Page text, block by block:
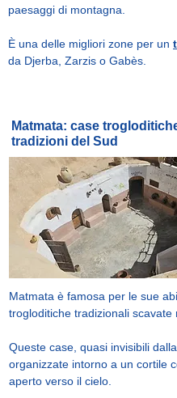
paesaggi di montagna.
È una delle migliori zone per un
da Djerba, Zarzis o Gabès.
Matmata: case
tradizioni del Sud
Matmata è famosa per le sue
trogloditiche tradizionali scavate
Queste case, quasi invisibili
organizzate intorno a un cortile
aperto verso il cielo.